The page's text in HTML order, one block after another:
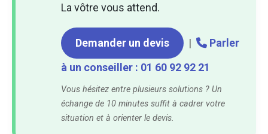
La vôtre vous attend.
Demander un devis |
Parler
à un conseiller : 01 60 92 92 21
Vous hésitez entre plusieurs solutions ? Un
échange de 10 minutes suffit à cadrer votre
situation et à orienter le devis.